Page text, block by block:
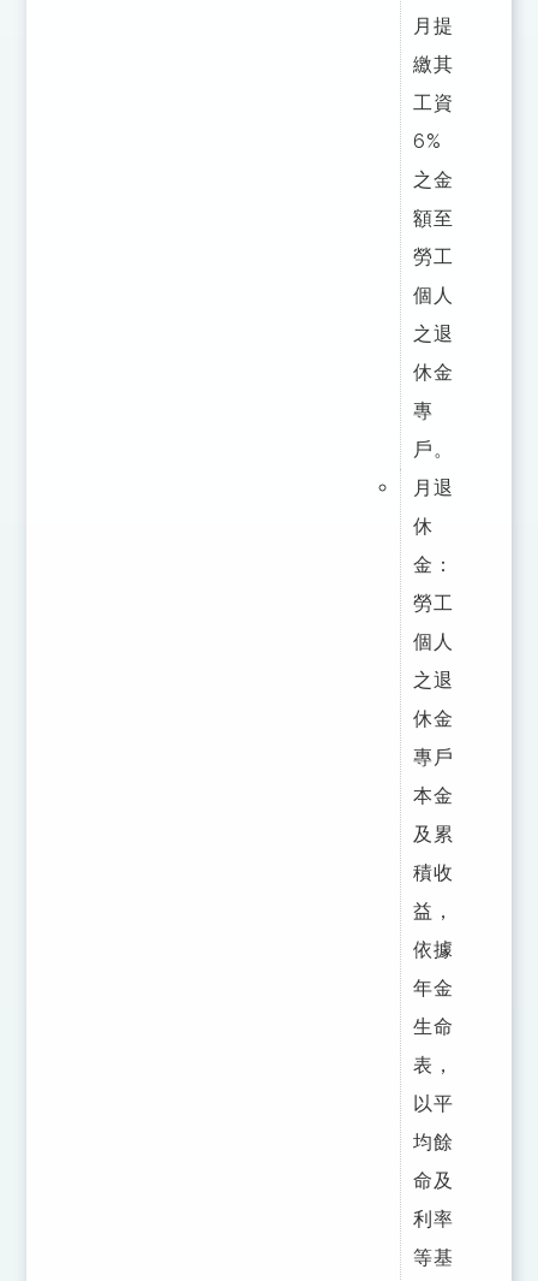
月提
繳其
工資
6%
之金
額至
勞工
個人
之退
休金
專
戶。
月退
休
金：
勞工
個人
之退
休金
專戶
本金
及累
積收
益，
依據
年金
生命
表，
以平
均餘
命及
利率
等基